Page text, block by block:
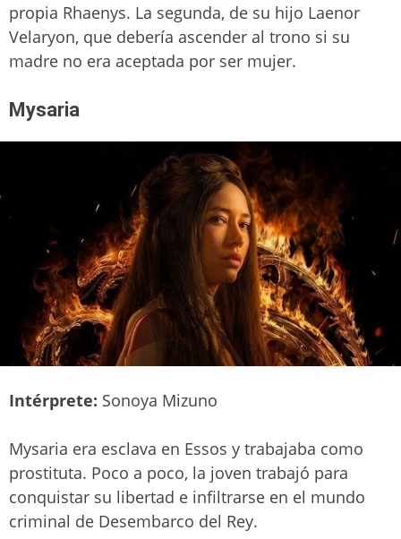
propia Rhaenys. La segunda, de su hijo Laenor
Velaryon, que debería ascender al trono si su
madre no era aceptada por ser mujer.
Mysaria
Intérprete: Sonoya Mizuno
Mysaria era esclava en Essos y trabajaba como
prostituta. Poco a poco, la joven trabajó para
conquistar su libertad e infiltrarse en el mundo
criminal de Desembarco del Rey.